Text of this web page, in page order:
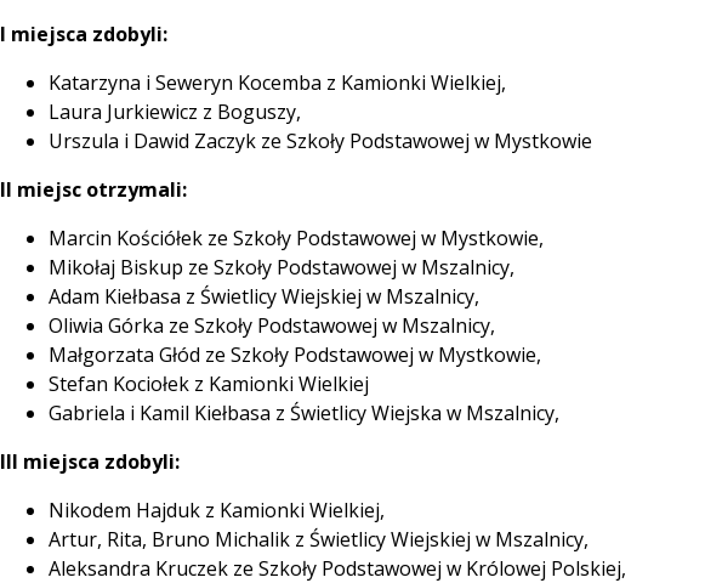
I miejsca zdobyli:
Katarzyna i Seweryn Kocemba z Kamionki Wielkiej,
Laura Jurkiewicz z Boguszy,
Urszula i Dawid Zaczyk ze Szkoły Podstawowej w Mystkowie
II miejsc otrzymali:
Marcin Kościółek ze Szkoły Podstawowej w Mystkowie,
Mikołaj Biskup ze Szkoły Podstawowej w Mszalnicy,
Adam Kiełbasa z Świetlicy Wiejskiej w Mszalnicy,
Oliwia Górka ze Szkoły Podstawowej w Mszalnicy,
Małgorzata Głód ze Szkoły Podstawowej w Mystkowie,
Stefan Kociołek z Kamionki Wielkiej
Gabriela i Kamil Kiełbasa z Świetlicy Wiejska w Mszalnicy,
III miejsca zdobyli:
Nikodem Hajduk z Kamionki Wielkiej,
Artur, Rita, Bruno Michalik z Świetlicy Wiejskiej w Mszalnicy,
Aleksandra Kruczek ze Szkoły Podstawowej w Królowej Polskiej,